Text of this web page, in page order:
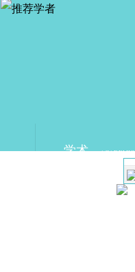
学术ACADEMIC